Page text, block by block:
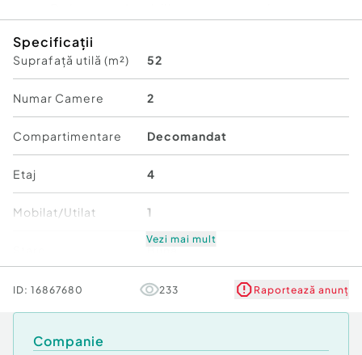
Vezi mai puţine Vezi mai puţine Vezi mai puţine
Id intern: P2522
Confort:1
Tip imobil:Bloc de apartamente
Număr Băi:1
Comision cumpărător:2%
Specificații
Suprafață utilă (m²) 52
Numar Camere 2
Compartimentare Decomandat
Etaj 4
Mobilat/Utilat 1
Comfort 1
Vezi mai mult
ID: 16867680 233 Raportează anunț
Companie